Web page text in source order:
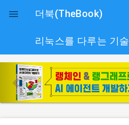
 더북(TheBook)
리눅스를 다루는 기술
p
r
e